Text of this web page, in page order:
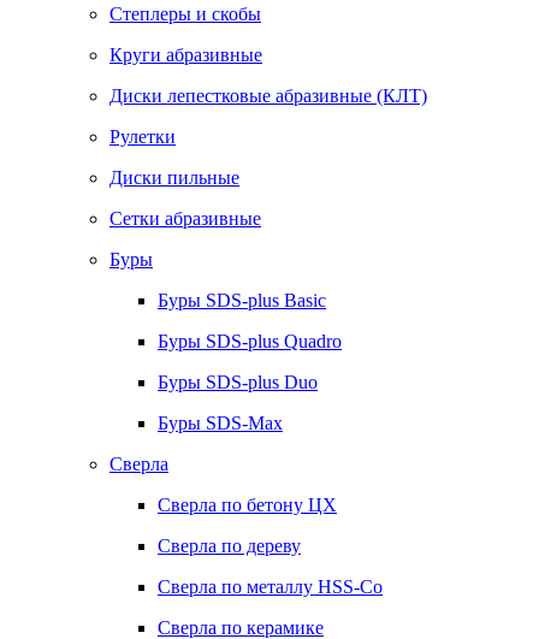
Степлеры и скобы
Круги абразивные
Диски лепестковые абразивные (КЛТ)
Рулетки
Диски пильные
Сетки абразивные
Буры
Буры SDS-plus Basic
Буры SDS-plus Quadro
Буры SDS-plus Duo
Буры SDS-Max
Сверла
Сверла по бетону ЦХ
Сверла по дереву
Сверла по металлу HSS-Co
Сверла по керамике